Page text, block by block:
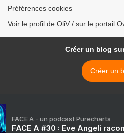
Préférences cookies
Voir le profil de OliV / sur le portail
Créer un blog
Créer un
FACE A - un podcast Purecharts
FACE A #30 : Eve Angeli